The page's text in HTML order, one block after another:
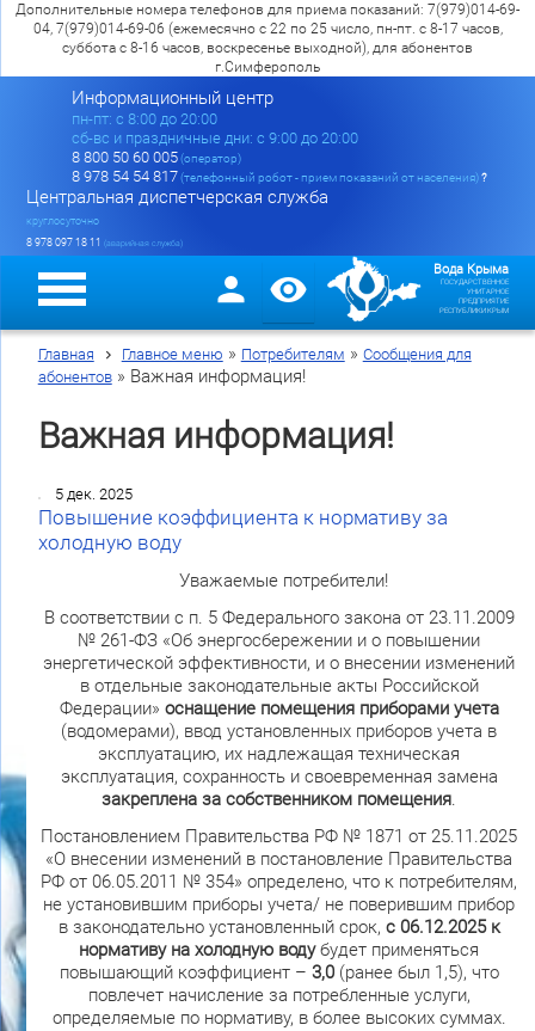
Дополнительные номера телефонов для приема показаний: 7(979)014-69-
04, 7(979)014-69-06 (ежемесячно с 22 по 25 число, пн-пт. с 8-17 часов,
суббота с 8-16 часов, воскресенье выходной), для абонентов
г.Симферополь
Информационный центр
пн-пт: c 8:00 до 20:00
сб-вс и праздничные дни: с 9:00 до 20:00
8 800 50 60 005(оператор)
8 978 54 54 817(телефонный робот - прием показаний от населения)?
Центральная диспетчерская служба
круглосуточно
8 978 097 18 11 (аварийная служба)
Вода Крыма
ГОСУДАРСТВЕННОЕ
УНИТАРНОЕ
ПРЕДПРИЯТИЕ
РЕСПУБЛИКИ КРЫМ
Главная Главное меню » Потребителям » Сообщения для
абонентов» Важная информация!
Важная информация!
5 дек. 2025
Повышение коэффициента к нормативу за
холодную воду
Уважаемые потребители!
В соответствии с п. 5 Федерального закона от 23.11.2009
№ 261-ФЗ «Об энергосбережении и о повышении
энергетической эффективности, и о внесении изменений
в отдельные законодательные акты Российской
Федерации» оснащение помещения приборами учета
(водомерами), ввод установленных приборов учета в
эксплуатацию, их надлежащая техническая
эксплуатация, сохранность и своевременная замена
закреплена за собственником помещения.
Постановлением Правительства РФ № 1871 от 25.11.2025
«О внесении изменений в постановление Правительства
РФ от 06.05.2011 № 354» определено, что к потребителям,
не установившим приборы учета/ не поверившим прибор
в законодательно установленный срок, с 06.12.2025 к
нормативу на холодную водубудет применяться
повышающий коэффициент – 3,0 (ранее был 1,5), что
повлечет начисление за потребленные услуги,
определяемые по нормативу, в более высоких суммах.